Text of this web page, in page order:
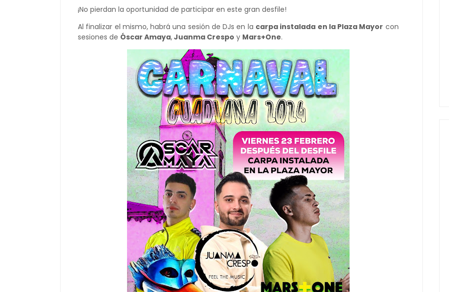
¡No pierdan la oportunidad de participar en este gran desfile!
Al finalizar el mismo, habrá una sesión de DJs en la carpa instalada en la Plaza Mayor con
sesiones de Óscar Amaya,Juanma Crespo y Mars+One.